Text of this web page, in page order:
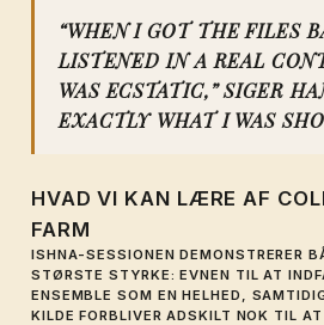
“WHEN I GOT THE FILES
LISTENED IN A REAL
WAS ECSTATIC,” SIGER
EXACTLY WHAT I WAS
HVAD VI KAN LÆRE AF
FARM
ISHNA-SESSIONEN DEMONSTRERER
STØRSTE STYRKE: EVNEN TIL AT
ENSEMBLE SOM EN HELHED,
KILDE FORBLIVER ADSKILT NOK TIL